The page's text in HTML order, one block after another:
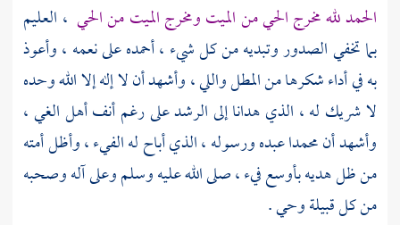
الحمد لله مخرج الحي من الميت ومخرج الميت من الحي ، العليم
بما تخفي الصدور وتبديه من كل شيء ، أحمده على نعمه ، وأعوذ
به في أداء شكرها من المطل واللي ، وأشهد أن لا إله إلا الله وحده
لا شريك له ، الذي هدانا إلى الرشد على رغم أنف أهل الغي ،
وأشهد أنمحمداعبده ورسوله ، الذي أباح له الفيء ، وأظل أمته
من ظل هديه بأوسع فيء ، صلى الله عليه وسلم وعلى آله وصحبه
من كل قبيلة وحي .